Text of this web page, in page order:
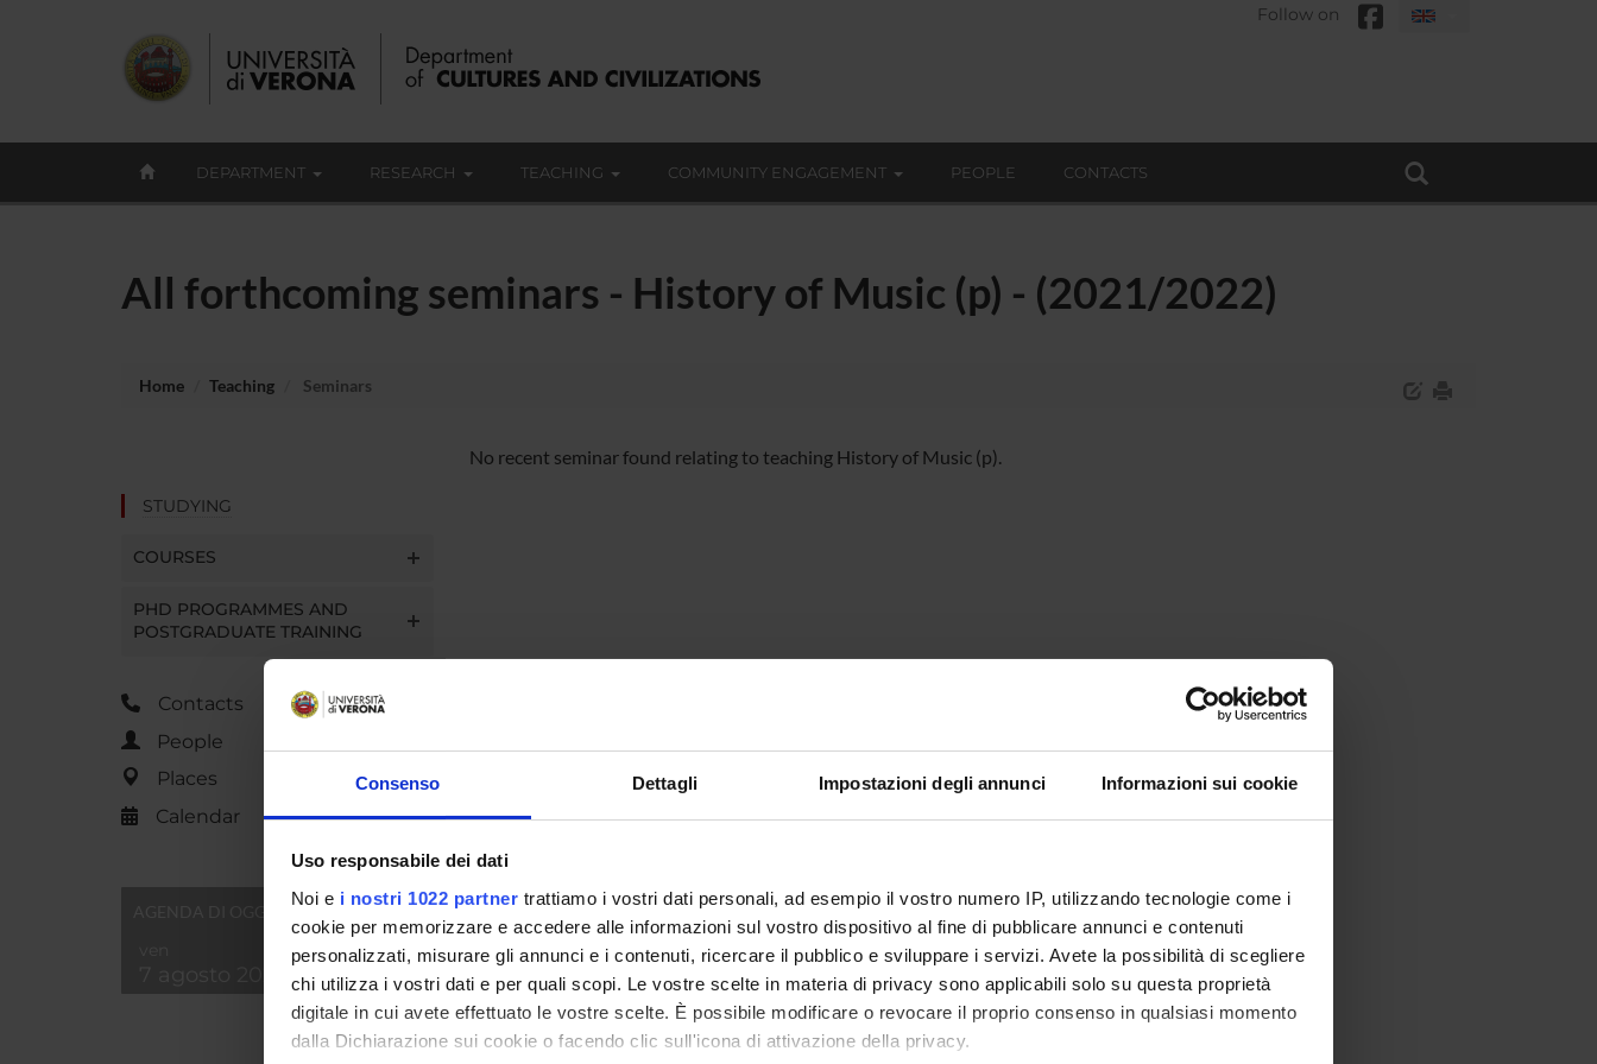
Consenso Dettagli Impostazioni degli annunci Informazioni sui cookie
Uso responsabile dei dati
Noi e i nostri 1022 partner trattiamo i vostri dati personali, ad esempio il vostro numero IP, utilizzando tecnologie come i
cookie per memorizzare e accedere alle informazioni sul vostro dispositivo al fine di pubblicare annunci e contenuti
personalizzati, misurare gli annunci e i contenuti, ricercare il pubblico e sviluppare i servizi. Avete la possibilità di scegliere
chi utilizza i vostri dati e per quali scopi. Le vostre scelte in materia di privacy sono applicabili solo su questa proprietà
digitale in cui avete effettuato le vostre scelte. È possibile modificare o revocare il proprio consenso in qualsiasi momento
dalla Dichiarazione sui cookie o facendo clic sull'icona di attivazione della privacy.
Follow on
DEPARTMENT RESEARCH TEACHING COMMUNITY ENGAGEMENT PEOPLE CONTACTS
All forthcoming seminars - History of Music (p) - (2021/2022)
Home Teaching Seminars
STUDYING
COURSES
PHD PROGRAMMES AND
POSTGRADUATE TRAINING
Contacts
People
Places
Calendar
No recent seminar found relating to teaching History of Music (p).